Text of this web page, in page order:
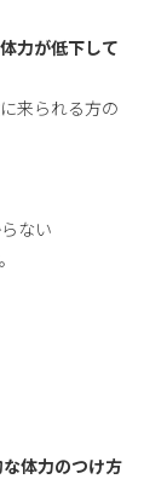
体力が低下して
来られる方の
ない
体力のつけ方